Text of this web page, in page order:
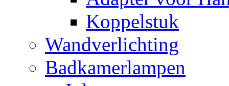
Koppelstuk
Wandverlichting
Badkamerlampen